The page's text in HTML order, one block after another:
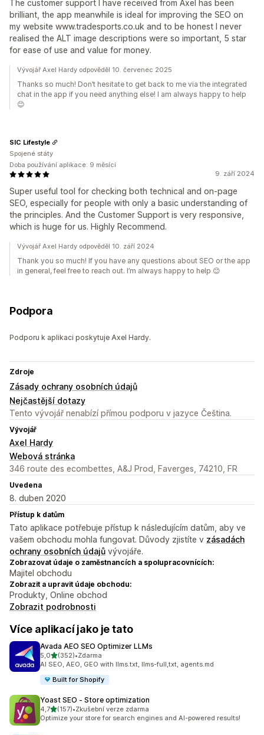
The customer support I have received from Axel has been
brilliant, the app meanwhile is ideal for improving the SEO on
my website www.tradesports.co.uk and to be honest I never
realised the ALT image descriptions were so important, 5 star
for ease of use and value for money.
Vývojář Axel Hardy odpověděl 10. červenec 2025
Thanks so much! Don’t hesitate to get back to me via the integrated
chat in the app if you need anything else! I am always happy to help
😊
9. září 2024
Super useful tool for checking both technical and on-page
SEO, especially for people with only a basic understanding of
the principles. And the Customer Support is very responsive,
which is huge for us. Highly Recommend.
SIC Lifestyle
Spojené státy
Doba používání aplikace: 9 měsíci
Vývojář Axel Hardy odpověděl 10. září 2024
Thank you so much! If you have any questions about SEO or the app
in general, feel free to reach out. I’m always happy to help 😊
Podpora
Podporu k aplikaci poskytuje Axel Hardy.
Zdroje
Zásady ochrany osobních údajů
Nejčastější dotazy
Tento vývojář nenabízí přímou podporu v jazyce Čeština.
Vývojář
Axel Hardy
Webová stránka
346 route des ecombettes, A&J Prod, Faverges, 74210, FR
Uvedena
8. duben 2020
Přístup k datům
Tato aplikace potřebuje přístup k následujícím datům, aby ve
vašem obchodu mohla fungovat. Důvody zjistíte v zásadách
ochrany osobních údajů vývojáře.
Zobrazovat údaje o zaměstnancích a spolupracovnících:
Majitel obchodu
Zobrazit a upravit údaje obchodu:
Produkty, Online obchod
Zobrazit podrobnosti
Více aplikací jako je tato
Avada AEO SEO Optimizer LLMs
5,0z 5 hvězd
(352)
Celkový počet recenzí: 352
•Zdarma
AI SEO, AEO, GEO with llms.txt, llms-full,txt, agents.md
Built for Shopify
Yoast SEO ‑ Store optimization
4,7z 5 hvězd
(157)
Celkový počet recenzí: 157
•Zkušební verze zdarma
Optimize your store for search engines and AI-powered results!